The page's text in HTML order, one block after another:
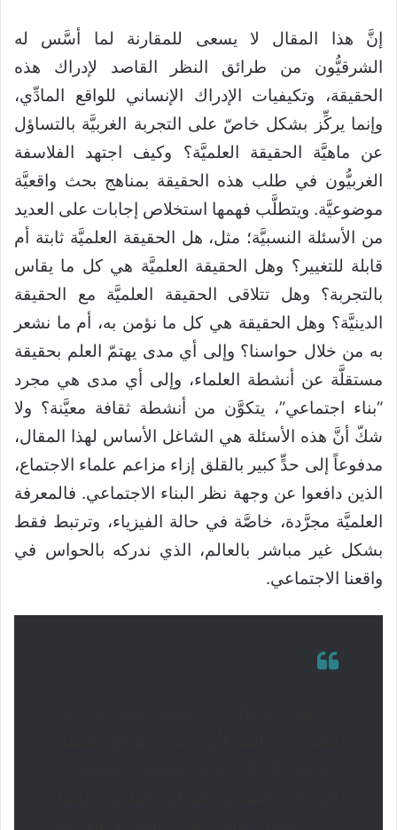
إنَّ هذا المقال لا يسعى للمقارنة لما أسَّس له
الشرقيُّون من طرائق النظر القاصد لإدراك هذه
الحقيقة، وتكيفيات الإدراك الإنساني للواقع المادِّي،
وإنما يركِّز بشكل خاصّ على التجربة الغربيَّة بالتساؤل
عن ماهيَّة الحقيقة العلميَّة؟ وكيف اجتهد الفلاسفة
الغربيُّون في طلب هذه الحقيقة بمناهج بحث واقعيَّة
موضوعيَّة. ويتطلَّب فهمها استخلاص إجابات على العديد
من الأسئلة النسبيَّة؛ مثل، هل الحقيقة العلميَّة ثابتة أم
قابلة للتغيير؟ وهل الحقيقة العلميَّة هي كل ما يقاس
بالتجربة؟ وهل تتلاقى الحقيقة العلميَّة مع الحقيقة
الدينيَّة؟ وهل الحقيقة هي كل ما نؤمن به، أم ما نشعر
به من خلال حواسنا؟ وإلى أي مدى يهتمّ العلم بحقيقة
مستقلَّة عن أنشطة العلماء، وإلى أي مدى هي مجرد
“بناء اجتماعي”، يتكوَّن من أنشطة ثقافة معيَّنة؟ ولا
شكّ أنَّ هذه الأسئلة هي الشاغل الأساس لهذا المقال،
مدفوعاً إلى حدٍّ كبير بالقلق إزاء مزاعم علماء الاجتماع،
الذين دافعوا عن وجهة نظر البناء الاجتماعي. فالمعرفة
العلميَّة مجرَّدة، خاصَّة في حالة الفيزياء، وترتبط فقط
بشكل غير مباشر بالعالم، الذي ندركه بالحواس في
واقعنا الاجتماعي.